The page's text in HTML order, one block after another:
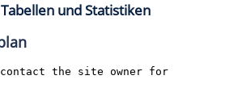
und Statistiken